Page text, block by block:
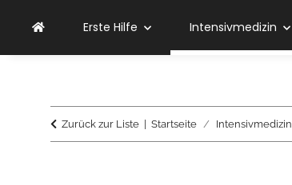
Erste Hilfe Intensivmedizin
Zurück zur Liste Startseite Intensivmedizin